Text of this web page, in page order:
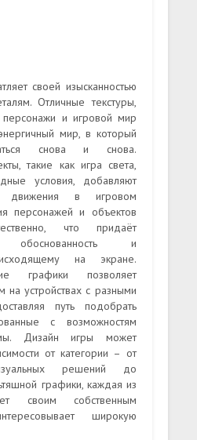
своей изысканностью
Отличные текстуры,
персонажи и игровой мир
мир, в который
снова и снова.
такие как игра света,
условия, добавляют
движения в игровом
персонажей и объектов
что придаёт
обоснованность и
на экране.
графики позволяет
на устройствах с разными
путь подобрать
с возможностям
Дизайн игры может
от категории – от
решений до
графики, каждая из
своим собственным
широкую